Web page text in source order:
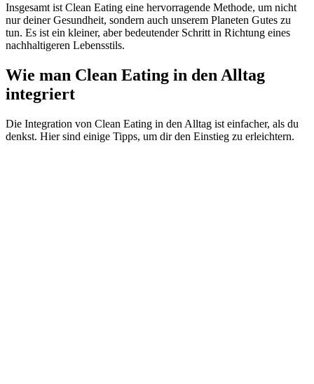
Insgesamt ist Clean Eating eine hervorragende Methode, um nicht
nur deiner Gesundheit, sondern auch unserem Planeten Gutes zu
tun. Es ist ein kleiner, aber bedeutender Schritt in Richtung eines
nachhaltigeren Lebensstils.
Wie man Clean Eating in den Alltag
integriert
Die Integration von Clean Eating in den Alltag ist einfacher, als du
denkst. Hier sind einige Tipps, um dir den Einstieg zu erleichtern.